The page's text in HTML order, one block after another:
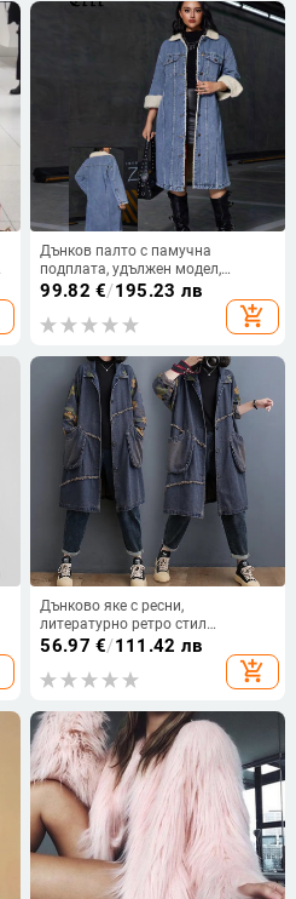
Дънков палто с памучна
подплата, удължен модел,
свободна кройка, лацкан, дамски
99.82 €/195.23 лв
add_shopping_cart
Дънково яке с ресни,
литературно ретро стил
(Полиестер + еластан; Цветово
Стандартна дължина 50–65 см;
56.97 €/111.42 лв
add_shopping_cart